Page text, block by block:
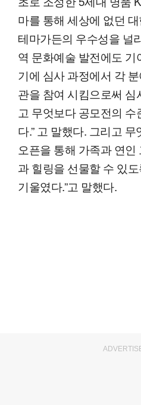
마를 통해 세상에 없던
테마가든의 우수성을 널
역 문화예술 발전에도 기
기에 심사 과정에서 각
관을 참여 시킴으로써
고 무엇보다 공모전의
다.” 고 말했다. 그리고
오픈을 통해 가족과 연
과 힐링을 선물할 수 있
기울였다.”고 말했다.